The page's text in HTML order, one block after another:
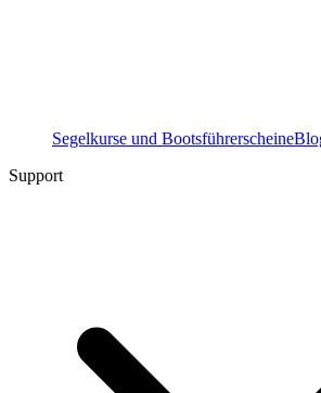
Segelkurse und Bootsführerscheine
Support